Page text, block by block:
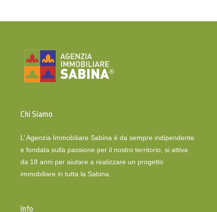
Chi Siamo
L’ Agenzia Immobiliare Sabina è da sempre indipendente
e fondata sulla passione per il nostro territorio, si attiva
da 18 anni per aiutare a realizzare un progetto
immobiliare in tutta la Sabina.
Info